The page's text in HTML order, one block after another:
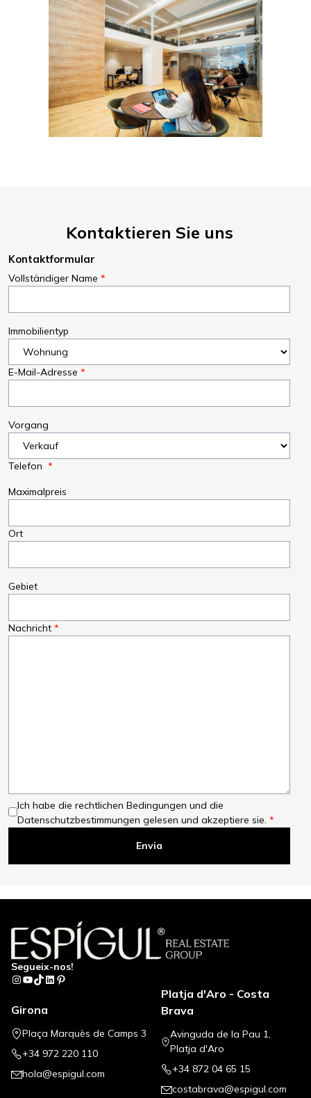
Kontaktieren Sie uns
Kontaktformular
Vollständiger Name
Immobilientyp
E-Mail-Adresse
Vorgang
Telefon
Maximalpreis
Ort
Gebiet
Nachricht
Ich habe die rechtlichen Bedingungen und die
Datenschutzbestimmungen gelesen und akzeptiere sie.
Segueix-nos!
Instagram
YouTube
TikTok
LinkedIn
Pinterest
Girona
Plaça Marquès de Camps 3
+34 972 220 110
hola@espigul.com
Platja d'Aro - Costa
Brava
Avinguda de la Pau 1,
Platja d'Aro
+34 872 04 65 15
costabrava@espigul.com